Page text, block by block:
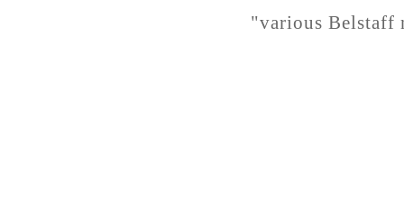
"various Belstaff